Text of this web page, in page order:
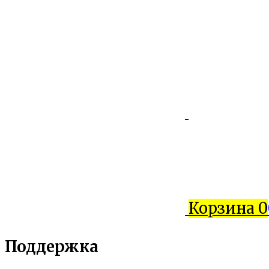
Корзина 0
Поддержка